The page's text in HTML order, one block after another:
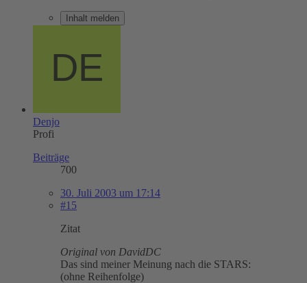
Inhalt melden
Denjo
Profi
Beiträge
700
30. Juli 2003 um 17:14
#15
Zitat
Original von DavidDC
Das sind meiner Meinung nach die STARS:
(ohne Reihenfolge)